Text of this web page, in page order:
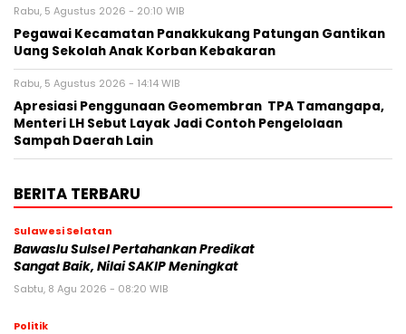
Rabu, 5 Agustus 2026 - 20:10 WIB
Pegawai Kecamatan Panakkukang Patungan Gantikan
Uang Sekolah Anak Korban Kebakaran
Rabu, 5 Agustus 2026 - 14:14 WIB
Apresiasi Penggunaan Geomembran TPA Tamangapa,
Menteri LH Sebut Layak Jadi Contoh Pengelolaan
Sampah Daerah Lain
BERITA TERBARU
Sulawesi Selatan
Bawaslu Sulsel Pertahankan Predikat
Sangat Baik, Nilai SAKIP Meningkat
Sabtu, 8 Agu 2026 - 08:20 WIB
Politik